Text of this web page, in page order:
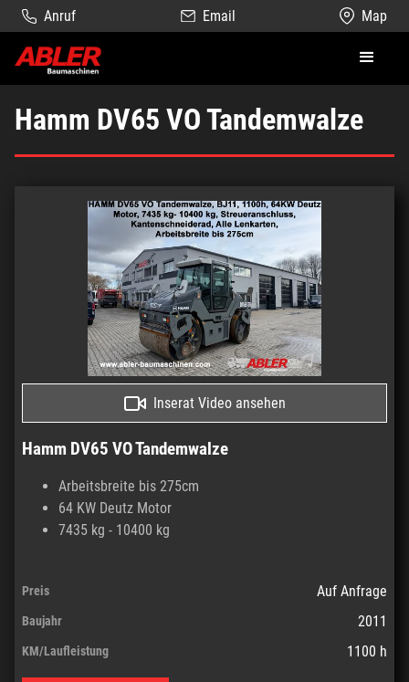
Anruf Email Map
Hamm DV65 VO Tandemwalze
Inserat Video ansehen
Hamm DV65 VO Tandemwalze
Arbeitsbreite bis 275cm
64 KW Deutz Motor
7435 kg - 10400 kg
Preis Auf Anfrage
Baujahr 2011
KM/Laufleistung 1100 h